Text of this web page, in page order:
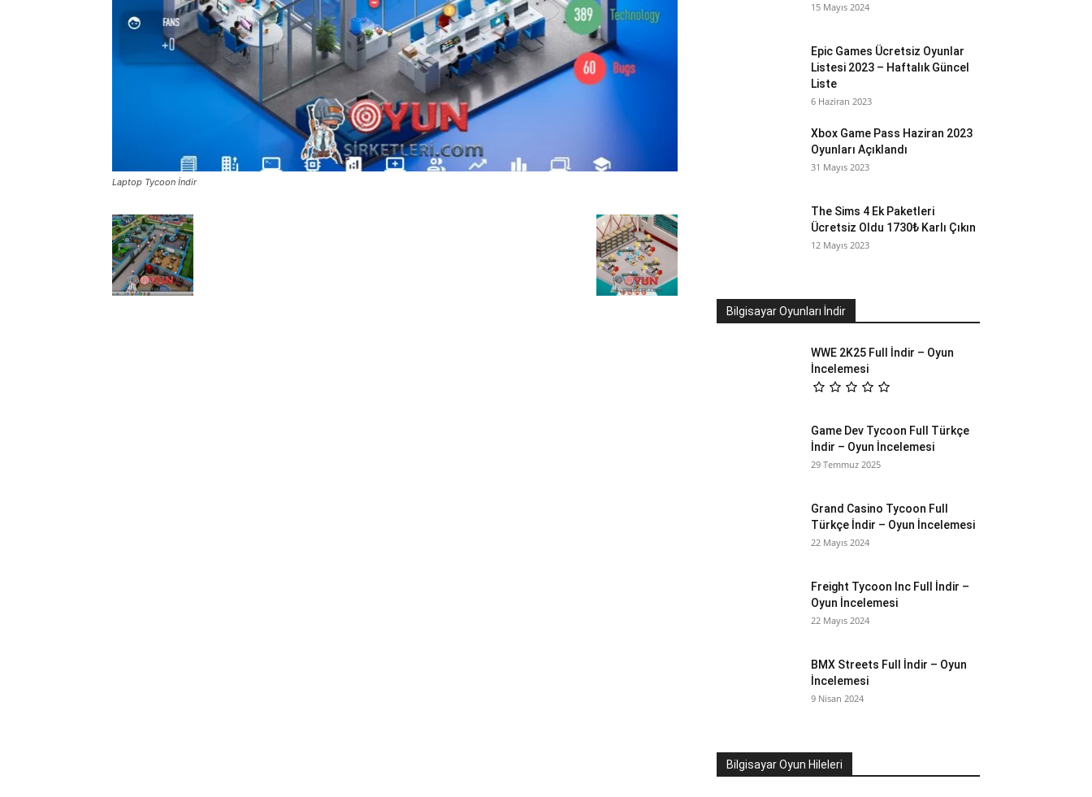
Laptop Tycoon İndir
15 Mayıs 2024
Epic Games Ücretsiz Oyunlar
Listesi 2023 – Haftalık Güncel
Liste
6 Haziran 2023
Xbox Game Pass Haziran 2023
Oyunları Açıklandı
31 Mayıs 2023
The Sims 4 Ek Paketleri
Ücretsiz Oldu 1730₺ Karlı Çıkın
12 Mayıs 2023
Bilgisayar Oyunları İndir
WWE 2K25 Full İndir – Oyun
İncelemesi
Game Dev Tycoon Full Türkçe
İndir – Oyun İncelemesi
29 Temmuz 2025
Grand Casino Tycoon Full
Türkçe İndir – Oyun İncelemesi
22 Mayıs 2024
Freight Tycoon Inc Full İndir –
Oyun İncelemesi
22 Mayıs 2024
BMX Streets Full İndir – Oyun
İncelemesi
9 Nisan 2024
Bilgisayar Oyun Hileleri